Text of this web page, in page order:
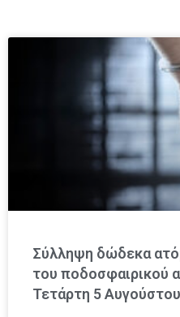
Σύλληψη δώδεκα
του ποδοσφαιρικού
Τετάρτη 5 Αυγούστου